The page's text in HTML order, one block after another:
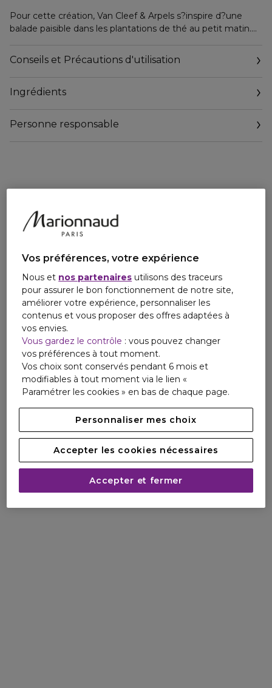
Pour cette création, Van Cleef & Arpels s?inspire d?une
balade paisible dans les plantations de thé au petit matin.
nuancées pour une création empreintes d?émotions.
Un Thé à la fois vert et floral aux notes vives de bergamote
des baies de rose qui introduisent un élégant bouquet de
rose et de pois de senteurs.
savoir-faire français.
Conseils et Précautions d'utilisation
Ingrédients
Personne responsable
Vos préférences, votre expérience
Nous et nos partenaires utilisons des traceurs
pour assurer le bon fonctionnement de notre site,
améliorer votre expérience, personnaliser les
contenus et vous proposer des offres adaptées à
vos envies.
Vous gardez le contrôle : vous pouvez changer
vos préférences à tout moment.
Vos choix sont conservés pendant 6 mois et
modifiables à tout moment via le lien «
Paramétrer les cookies » en bas de chaque page.
Personnaliser mes choix
Accepter les cookies nécessaires
Accepter et fermer